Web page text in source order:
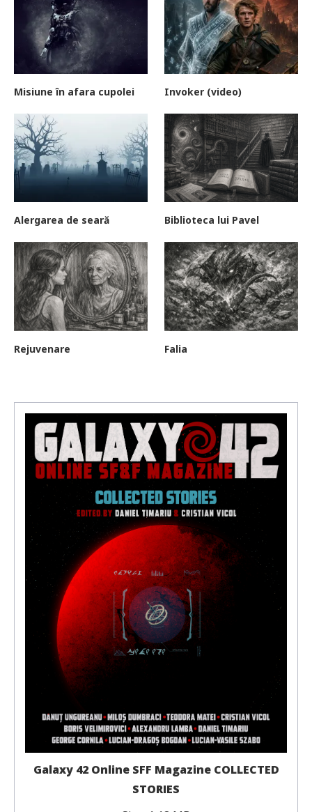
Misiune în afara cupolei Invoker (video)
Alergarea de seară Biblioteca lui Pavel
Rejuvenare Falia
Galaxy 42 Online SFF Magazine COLLECTED
STORIES